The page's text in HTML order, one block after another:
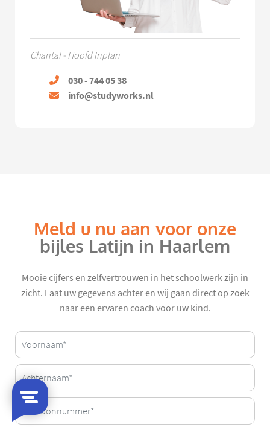
Chantal - Hoofd Inplan
030 - 744 05 38
info@studyworks.nl
Meld u nu aan voor onze
bijles Latijn in Haarlem
Mooie cijfers en zelfvertrouwen in het schoolwerk zijn in
zicht. Laat uw gegevens achter en wij gaan direct op zoek
naar een ervaren coach voor uw kind.